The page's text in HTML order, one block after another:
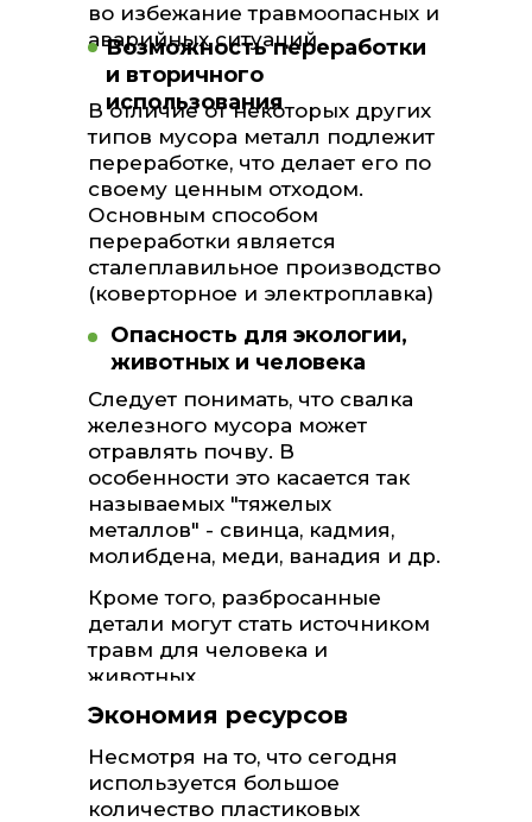
во избежание травмоопасных и
аварийных ситуаций.
В отличие от некоторых других
типов мусора металл подлежит
переработке, что делает его по
своему ценным отходом.
Основным способом
переработки является
сталеплавильное производство
(коверторное и электроплавка)
Следует понимать, что свалка
железного мусора может
отравлять почву. В
особенности это касается так
называемых "тяжелых
металлов" - свинца, кадмия,
молибдена, меди, ванадия и др.
Кроме того, разбросанные
детали могут стать источником
травм для человека и
животных.
Возможность переработки
и вторичного
использования
Опасность для экологии,
животных и человека
Экономия ресурсов
Несмотря на то, что сегодня
используется большое
количество пластиковых